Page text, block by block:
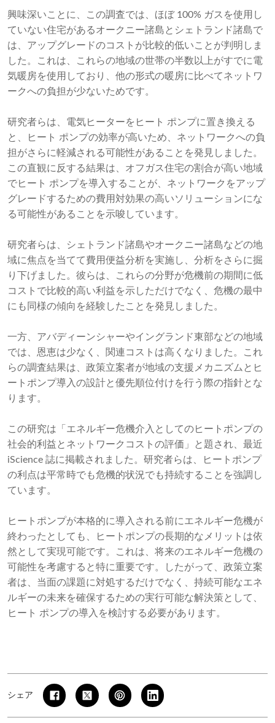
興味深いことに、この調査では、ほぼ 100% ガスを使用し
ていない住宅があるオークニー諸島とシェトランド諸島で
は、アップグレードのコストが比較的低いことが判明しま
した。これは、これらの地域の世帯の半数以上がすでに電
気暖房を使用しており、他の形式の暖房に比べてネットワ
ークへの負担が少ないためです。
研究者らは、電気ヒーターをヒート ポンプに置き換える
と、ヒート ポンプの効率が高いため、ネットワークへの負
担がさらに軽減される可能性があることを発見しました。
この直観に反する結果は、オフガス住宅の割合が高い地域
でヒート ポンプを導入することが、ネットワークをアップ
グレードするための費用対効果の高いソリューションにな
る可能性があることを示唆しています。
研究者らは、シェトランド諸島やオークニー諸島などの地
域に焦点を当てて費用便益分析を実施し、分析をさらに掘
り下げました。彼らは、これらの分野が危機前の期間に低
コストで比較的高い利益を示しただけでなく、危機の最中
にも同様の傾向を経験したことを発見しました。
一方、アバディーンシャーやイングランド東部などの地域
では、恩恵は少なく、関連コストは高くなりました。これ
らの調査結果は、政策立案者が地域の支援メカニズムとヒ
ートポンプ導入の設計と優先順位付けを行う際の指針とな
ります。
この研究は「エネルギー危機介入としてのヒートポンプの
社会的利益とネットワークコストの評価」と題され、最近
iScience 誌に掲載されました。研究者らは、ヒートポンプ
の利点は平常時でも危機的状況でも持続することを強調し
ています。
ヒートポンプが本格的に導入される前にエネルギー危機が
終わったとしても、ヒートポンプの長期的なメリットは依
然として実現可能です。これは、将来のエネルギー危機の
可能性を考慮すると特に重要です。したがって、政策立案
者は、当面の課題に対処するだけでなく、持続可能なエネ
ルギーの未来を確保するための実行可能な解決策として、
ヒート ポンプの導入を検討する必要があります。
シェア